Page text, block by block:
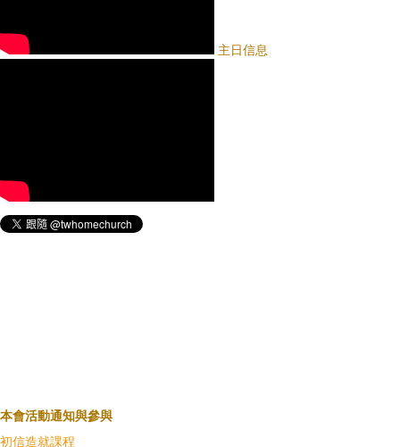
主日信息
本會活動通知與參與
初信造就課程